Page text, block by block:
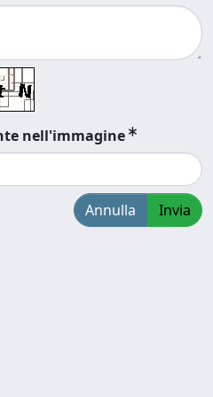
nell'immagine
Annulla Invia